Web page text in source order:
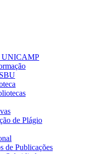
UNICAMP
de Plágio
de Publicações